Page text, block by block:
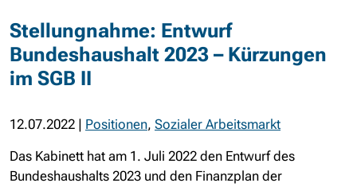
Stellungnahme: Entwurf
Bundeshaushalt 2023 – Kürzungen
im SGB II
12.07.2022 | Positionen, Sozialer Arbeitsmarkt
Das Kabinett hat am 1. Juli 2022 den Entwurf des
Bundeshaushalts 2023 und den Finanzplan der